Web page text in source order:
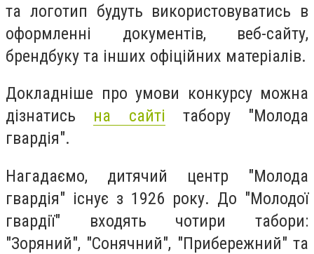
та логотип будуть використовуватись в
оформленні документів, веб-сайту,
брендбуку та інших офіційних матеріалів.
Докладніше про умови конкурсу можна
дізнатись на сайті табору "Молода
гвардія".
Нагадаємо, дитячий центр "Молода
гвардія" існує з 1926 року. До "Молодої
гвардії" входять чотири табори:
"Зоряний", "Сонячний", "Прибережний" та